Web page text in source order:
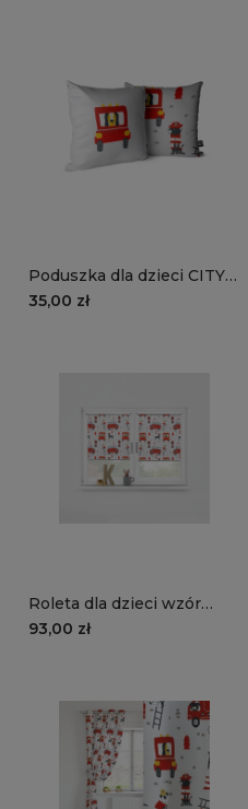
Poduszka dla dzieci CITY
LIFE wzór D116 |
35,00 zł
Roleta dla dzieci wzór
D116 o wysokości 150 cm |
93,00 zł